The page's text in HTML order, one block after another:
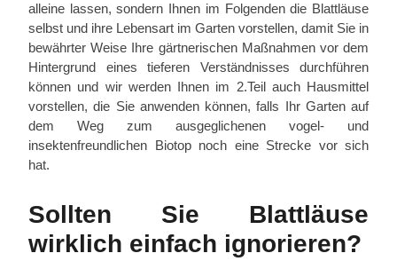
alleine lassen, sondern Ihnen im Folgenden die Blattläuse
selbst und ihre Lebensart im Garten vorstellen, damit Sie in
bewährter Weise Ihre gärtnerischen Maßnahmen vor dem
Hintergrund eines tieferen Verständnisses durchführen
können und wir werden Ihnen im 2.Teil auch Hausmittel
vorstellen, die Sie anwenden können, falls Ihr Garten auf
dem Weg zum ausgeglichenen vogel- und
insektenfreundlichen Biotop noch eine Strecke vor sich
hat.
Sollten Sie Blattläuse
wirklich einfach ignorieren?